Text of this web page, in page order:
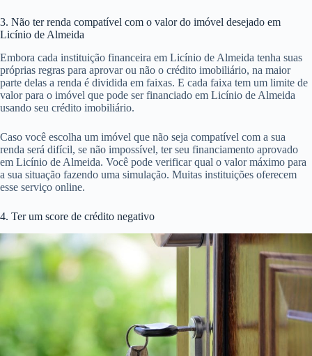
3. Não ter renda compatível com o valor do imóvel desejado em
Licínio de Almeida
Embora cada instituição financeira em Licínio de Almeida tenha suas
próprias regras para aprovar ou não o crédito imobiliário, na maior
parte delas a renda é dividida em faixas. E cada faixa tem um limite de
valor para o imóvel que pode ser financiado em Licínio de Almeida
usando seu crédito imobiliário.
Caso você escolha um imóvel que não seja compatível com a sua
renda será difícil, se não impossível, ter seu financiamento aprovado
em Licínio de Almeida. Você pode verificar qual o valor máximo para
a sua situação fazendo uma simulação. Muitas instituições oferecem
esse serviço online.
4. Ter um score de crédito negativo